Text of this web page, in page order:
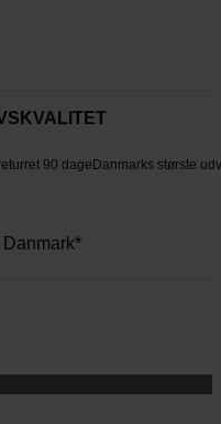
90 dage Danmarks største
Danmark*